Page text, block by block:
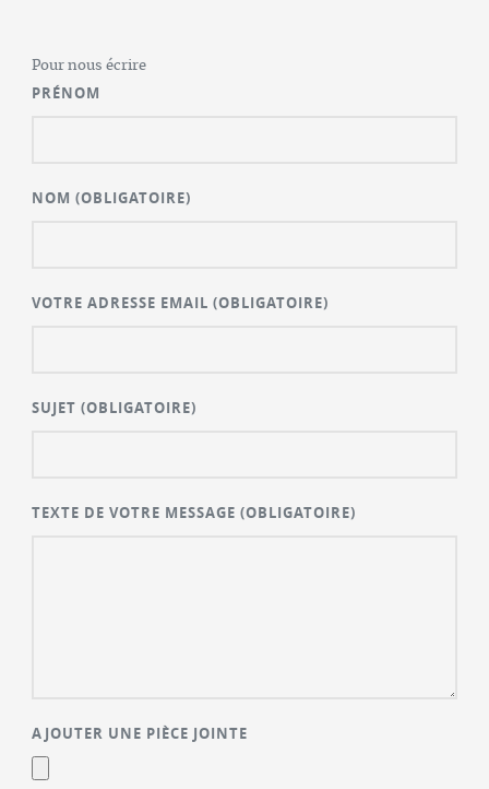
Pour nous écrire
PRÉNOM
NOM(OBLIGATOIRE)
VOTRE ADRESSE EMAIL(OBLIGATOIRE)
SUJET(OBLIGATOIRE)
TEXTE DE VOTRE MESSAGE(OBLIGATOIRE)
AJOUTER UNE PIÈCE JOINTE